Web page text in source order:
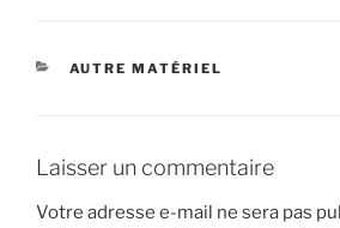
CATÉGORIES
AUTRE MATÉRIEL
Laisser un commentaire
Votre adresse e-mail ne sera pas